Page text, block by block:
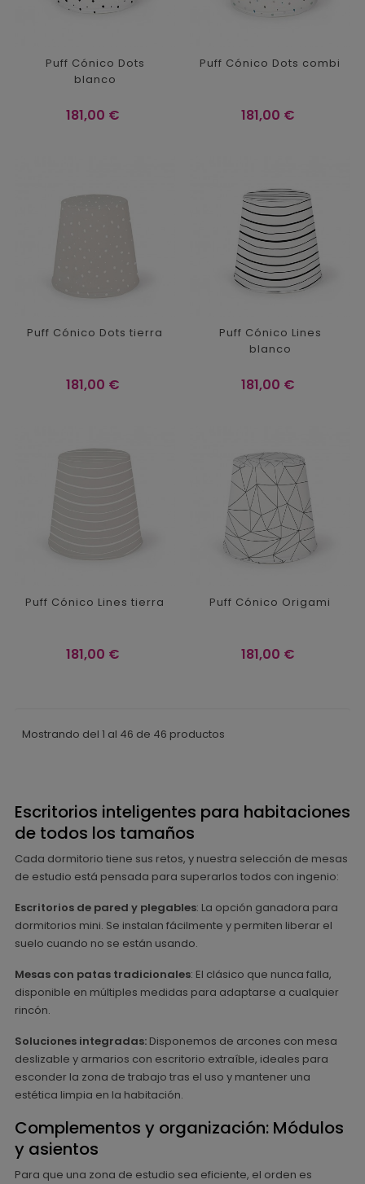
Puff Cónico Dots
blanco
Precio
181,00 €
Puff Cónico Dots combi
Precio
181,00 €
Puff Cónico Dots tierra
Precio
181,00 €
Puff Cónico Lines
blanco
Precio
181,00 €
Puff Cónico Lines tierra
Precio
181,00 €
Puff Cónico Origami
Precio
181,00 €
Mostrando del 1 al 46 de 46 productos
Escritorios inteligentes para habitaciones
de todos los tamaños
Cada dormitorio tiene sus retos, y nuestra selección de mesas
de estudio está pensada para superarlos todos con ingenio:
Escritorios de pared y plegables: La opción ganadora para
dormitorios mini. Se instalan fácilmente y permiten liberar el
suelo cuando no se están usando.
Mesas con patas tradicionales: El clásico que nunca falla,
disponible en múltiples medidas para adaptarse a cualquier
rincón.
Soluciones integradas: Disponemos de arcones con mesa
deslizable y armarios con escritorio extraíble, ideales para
esconder la zona de trabajo tras el uso y mantener una
estética limpia en la habitación.
Complementos y organización: Módulos
y asientos
Para que una zona de estudio sea eficiente, el orden es